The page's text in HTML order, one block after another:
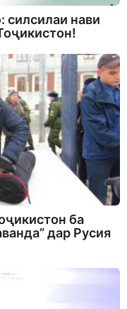
силсилаи нави
ба
дар Русия